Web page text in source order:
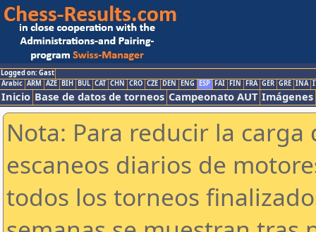
Logged on: Gast
Arabic ARM AZE BIH BUL CAT CHN CRO CZE DEN ENG ESP FAI FIN FRA GER GRE INA
Inicio Base de datos de torneos Campeonato AUT Imágenes
Nota: Para reducir la
escaneos diarios de
todos los torneos